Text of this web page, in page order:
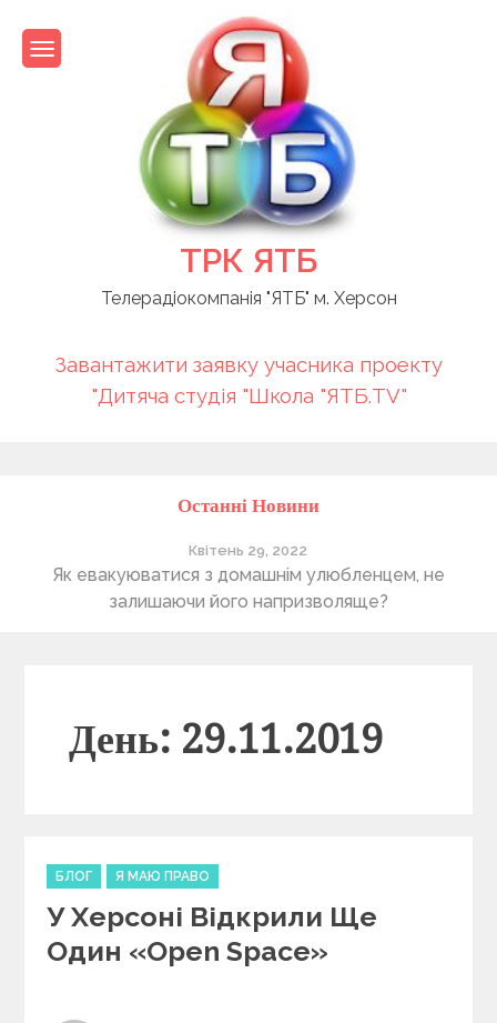
content
ТРК ЯТБ
Телерадіокомпанія "ЯТБ" м. Херсон
Завантажити заявку учасника проекту
"Дитяча студія "Школа "ЯТБ.TV"
Останні Новини
Квітень 29, 2022
Як евакуюватися з домашнім улюбленцем, не
залишаючи його напризволяще?
День: 29.11.2019
C
a
t
e
g
БЛОГ Я МАЮ ПРАВО
У Херсоні Відкрили Ще
Один «Open Space»